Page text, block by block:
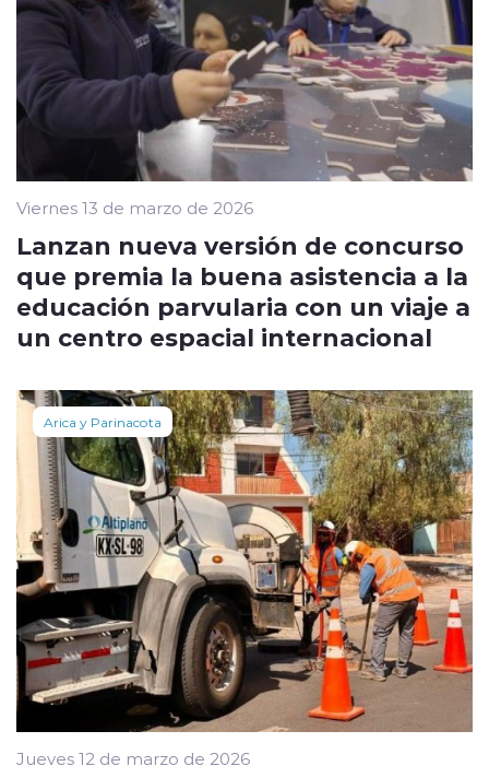
Viernes 13 de marzo de 2026
Lanzan nueva versión de concurso
que premia la buena asistencia a la
educación parvularia con un viaje a
un centro espacial internacional
Arica y Parinacota
Jueves 12 de marzo de 2026